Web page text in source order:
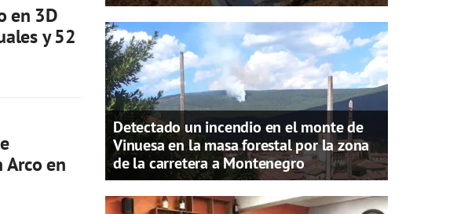
en 3D
y 52
en
Detectado un incendio en el monte de
Vinuesa en la masa forestal por la zona
de la carretera a Montenegro